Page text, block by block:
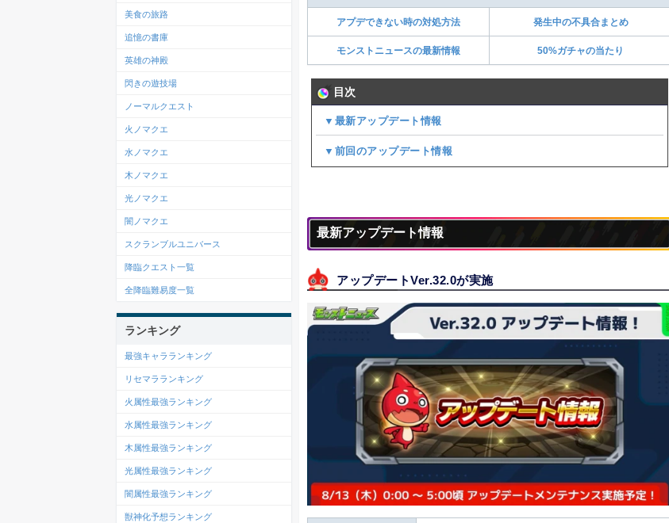
アプデできない時の対処方法 発生中の不具合まとめ
モンストニュースの最新情報 50%ガチャの当たり
目次
▼最新アップデート情報
▼前回のアップデート情報
最新アップデート情報
アップデートVer.32.0が実施
美食の旅路
追憶の書庫
英雄の神殿
閃きの遊技場
ノーマルクエスト
火ノマクエ
水ノマクエ
木ノマクエ
光ノマクエ
闇ノマクエ
スクランブルユニバース
降臨クエスト一覧
全降臨難易度一覧
ランキング
最強キャラランキング
リセマラランキング
火属性最強ランキング
水属性最強ランキング
木属性最強ランキング
光属性最強ランキング
闇属性最強ランキング
獣神化予想ランキング